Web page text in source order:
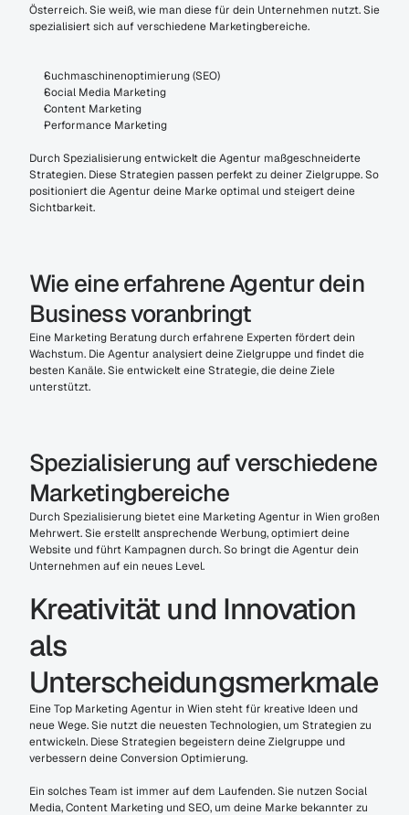
Österreich. Sie weiß, wie man diese für dein Unternehmen nutzt. Sie
spezialisiert sich auf verschiedene Marketingbereiche.
Suchmaschinenoptimierung (SEO)
Social Media Marketing
Content Marketing
Performance Marketing
Durch Spezialisierung entwickelt die Agentur maßgeschneiderte
Strategien. Diese Strategien passen perfekt zu deiner Zielgruppe. So
positioniert die Agentur deine Marke optimal und steigert deine
Sichtbarkeit.
Wie eine erfahrene Agentur dein
Business voranbringt
Eine Marketing Beratung durch erfahrene Experten fördert dein
Wachstum. Die Agentur analysiert deine Zielgruppe und findet die
besten Kanäle. Sie entwickelt eine Strategie, die deine Ziele
unterstützt.
Spezialisierung auf verschiedene
Marketingbereiche
Durch Spezialisierung bietet eine Marketing Agentur in Wien großen
Mehrwert. Sie erstellt ansprechende Werbung, optimiert deine
Website und führt Kampagnen durch. So bringt die Agentur dein
Unternehmen auf ein neues Level.
Kreativität und Innovation
als
Unterscheidungsmerkmale
Eine Top Marketing Agentur in Wien steht für kreative Ideen und
neue Wege. Sie nutzt die neuesten Technologien, um Strategien zu
entwickeln. Diese Strategien begeistern deine Zielgruppe und
verbessern deine Conversion Optimierung.
Ein solches Team ist immer auf dem Laufenden. Sie nutzen Social
Media, Content Marketing und SEO, um deine Marke bekannter zu